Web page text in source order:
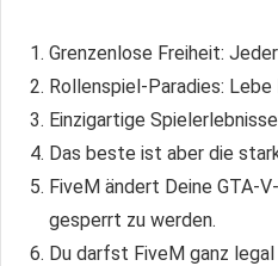
Grenzenlose Freiheit:
Rollenspiel-Paradies:
Einzigartige
Das beste ist aber die
FiveM ändert Deine
gesperrt zu werden.
Du darfst FiveM ganz